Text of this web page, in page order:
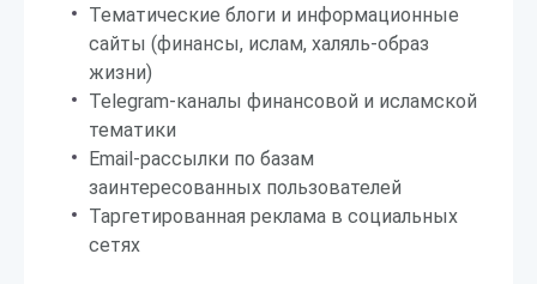
Тематические блоги и информационные
сайты (финансы, ислам, халяль-образ
жизни)
Telegram-каналы финансовой и исламской
тематики
Email-рассылки по базам
заинтересованных пользователей
Таргетированная реклама в социальных
сетях